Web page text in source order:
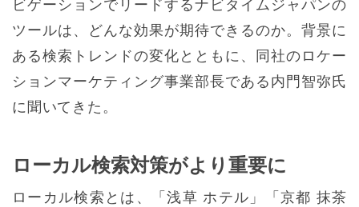
ビゲーションでリードするナビタイムジャパンの
ツールは、どんな効果が期待できるのか。背景に
ある検索トレンドの変化とともに、同社のロケー
ションマーケティング事業部長である内門智弥氏
に聞いてきた。
ローカル検索対策がより重要に
ローカル検索とは、「浅草 ホテル」「京都 抹茶